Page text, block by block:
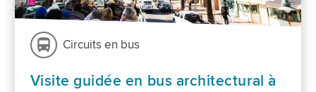
Circuits en bus
Visite guidée en bus architectural à